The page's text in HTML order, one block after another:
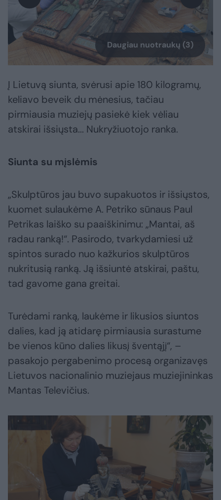
Daugiau nuotraukų (3)
Į Lietuvą siunta, svėrusi apie 180 kilogramų,
keliavo beveik du mėnesius, tačiau
pirmiausia muziejų pasiekė kiek vėliau
atskirai išsiųsta... Nukryžiuotojo ranka.
Siunta su mįslėmis
„Skulptūros jau buvo supakuotos ir išsiųstos,
kuomet sulaukėme A. Petriko sūnaus Paul
Petrikas laiško su paaiškinimu: „Mantai, aš
radau ranką!“. Pasirodo, tvarkydamiesi už
spintos surado nuo kažkurios skulptūros
nukritusią ranką. Ją išsiuntė atskirai, paštu,
tad gavome gana greitai.
Turėdami ranką, laukėme ir likusios siuntos
dalies, kad ją atidarę pirmiausia surastume
be vienos kūno dalies likusį šventąjį“, –
pasakojo pergabenimo procesą organizavęs
Lietuvos nacionalinio muziejaus muziejininkas
Mantas Televičius.